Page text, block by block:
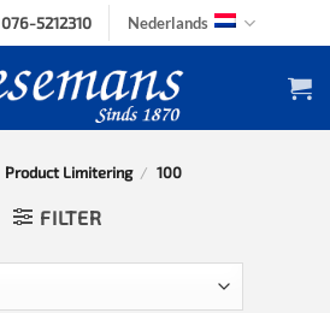
076-5212310 Nederlands
Product Limitering / 100
FILTER